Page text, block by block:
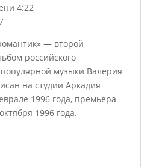
4:22
— второй
российского
музыки Валерия
на студии Аркадия
1996 года, премьера
1996 года.